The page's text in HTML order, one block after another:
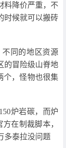
料降价严重，不
时候就可以搬砖
同的地区资源
的冒险级山脊地
个，怪物也很集
炉岩碳，而炉
在制裁脚本，
多泰拉没问题